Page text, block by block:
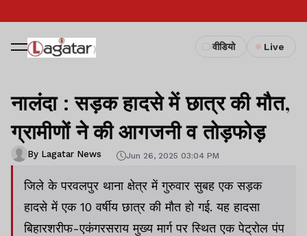
वीडियो Live
नालंदा : सड़क हादसे में छात्र की मौत,
ग्रामीणों ने की आगजनी व तोड़फोड़
By Lagatar News Jun 26, 2025 03:04 PM
जिले के परवलपुर थाना क्षेत्र में गुरुवार सुबह एक सड़क
हादसे में एक 10 वर्षीय छात्र की मौत हो गई. यह हादसा
बिहारशरीफ-एकंगरसराय मुख्य मार्ग पर स्थित एक पेट्रोल पंप